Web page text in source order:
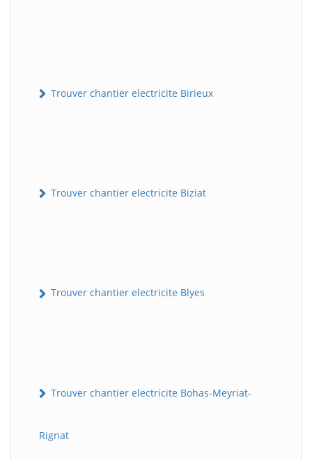
Trouver chantier electricite Birieux
Trouver chantier electricite Biziat
Trouver chantier electricite Blyes
Trouver chantier electricite Bohas-Meyriat-
Rignat